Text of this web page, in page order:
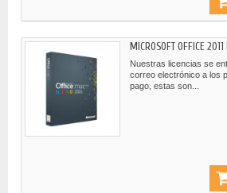
MICROSOFT OFFICE
Nuestras licencias se
correo electrónico a los
pago, estas son...